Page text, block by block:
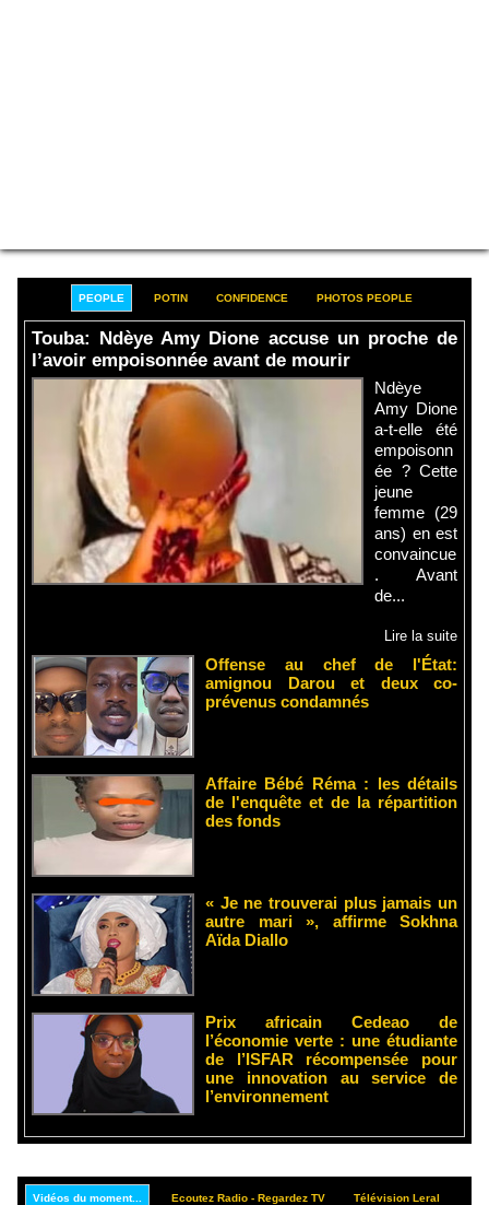
PEOPLE POTIN CONFIDENCE PHOTOS PEOPLE
Touba: Ndèye Amy Dione accuse un proche de
l’avoir empoisonnée avant de mourir
Ndèye
Amy Dione
a-t-elle été
empoisonn
ée ? Cette
jeune
femme (29
ans) en est
convaincue
. Avant
de...
Lire la suite
Offense au chef de l'État:
amignou Darou et deux co-
prévenus condamnés
Affaire Bébé Réma : les détails
de l'enquête et de la répartition
des fonds
« Je ne trouverai plus jamais un
autre mari », affirme Sokhna
Aïda Diallo
Prix africain Cedeao de
l’économie verte : une étudiante
de l’ISFAR récompensée pour
une innovation au service de
l’environnement
Vidéos du moment... Ecoutez Radio - Regardez TV Télévision Leral